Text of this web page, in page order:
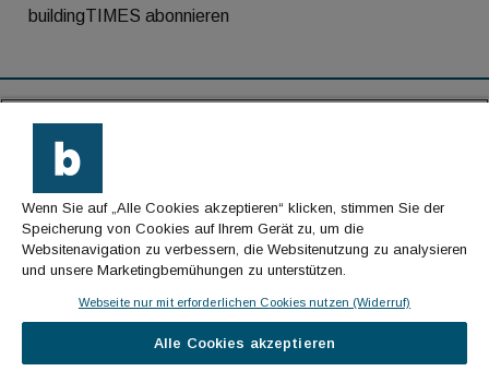
buildingTIMES abonnieren
© Cachalot Media House GmbH - Alle Rechte
Kontakt
Impressum
Datenschutz
Wenn Sie auf „Alle Cookies akzeptieren“ klicken, stimmen Sie der
Speicherung von Cookies auf Ihrem Gerät zu, um die
Websitenavigation zu verbessern, die Websitenutzung zu analysieren
und unsere Marketingbemühungen zu unterstützen.
Webseite nur mit erforderlichen Cookies nutzen (Widerruf)
Alle Cookies akzeptieren